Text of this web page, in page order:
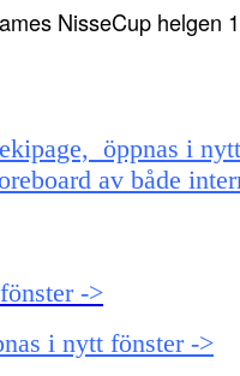
NisseCup helgen
öppnas i
av både
->
i nytt fönster ->